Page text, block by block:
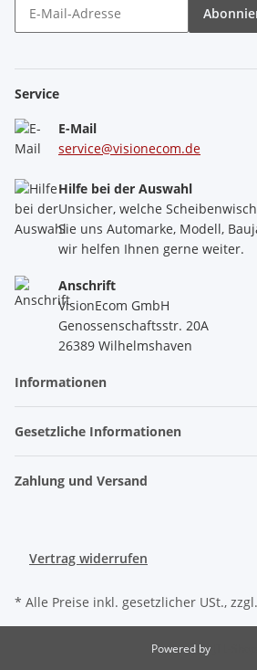
Service
E-Mail
service@visionecom.de
Hilfe bei der Auswahl
Unsicher, welche
Sie uns Automarke, Modell,
wir helfen Ihnen gerne weiter.
Anschrift
VisionEcom GmbH
Genossenschaftsstr. 20A
26389 Wilhelmshaven
Informationen
Gesetzliche Informationen
Zahlung und Versand
Vertrag widerrufen
* Alle Preise inkl. gesetzlicher USt., zzgl.
Powered by